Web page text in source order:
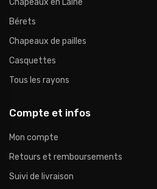
Chapeaux en Laine
Bérets
Chapeaux de pailles
Casquettes
Tous les rayons
Compte et infos
Mon compte
Retours et remboursements
Suivi de livraison